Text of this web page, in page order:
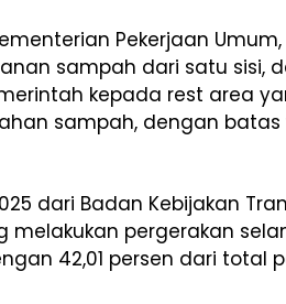
Pekerjaan Umum,
sampah dari satu sisi,
kepada rest area
sampah, dengan batas
dari Badan Kebijakan
melakukan pergerakan
42,01 persen dari total